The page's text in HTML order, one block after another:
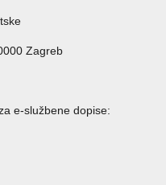
Zagreb
e-službene dopise: